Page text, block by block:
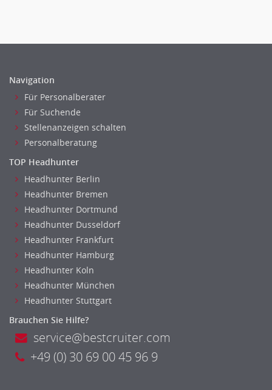
Navigation
Für Personalberater
Für Suchende
Stellenanzeigen schalten
Personalberatung
TOP Headhunter
Headhunter Berlin
Headhunter Bremen
Headhunter Dortmund
Headhunter Dusseldorf
Headhunter Frankfurt
Headhunter Hamburg
Headhunter Koln
Headhunter München
Headhunter Stuttgart
Brauchen Sie Hilfe?
service@bestcruiter.com
+49 (0) 30 69 00 45 96 9